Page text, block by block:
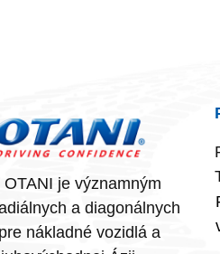
je významným
a diagonálnych
nákladné vozidlá a